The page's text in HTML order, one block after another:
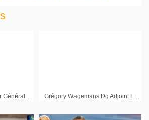
Philippe Santi Directeur Général Délégué Inter Parfums Grégory Wagemans Dg Adjoint Finances Hologram Industries